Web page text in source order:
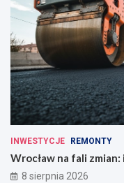
INWESTYCJE REMONTY
Wrocław na fali
8 sierpnia 2026